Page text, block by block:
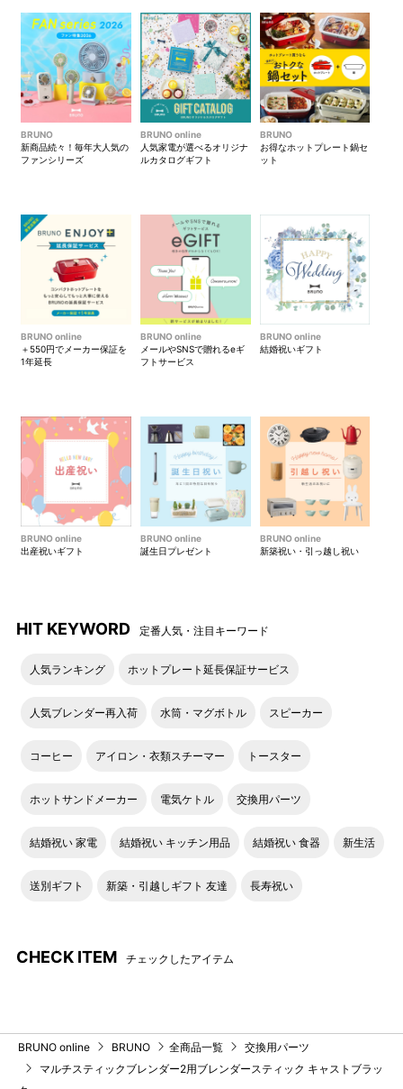
BRUNO
新商品続々！毎年大人気の
ファンシリーズ
BRUNO online
人気家電が選べるオリジナ
ルカタログギフト
BRUNO
お得なホットプレート鍋セ
ット
BRUNO online
＋550円でメーカー保証を
1年延長
BRUNO online
メールやSNSで贈れるeギ
フトサービス
BRUNO online
結婚祝いギフト
BRUNO online
出産祝いギフト
BRUNO online
誕生日プレゼント
BRUNO online
新築祝い・引っ越し祝い
HIT KEYWORD 定番人気・注目キーワード
人気ランキング ホットプレート延長保証サービス
人気ブレンダー再入荷 水筒・マグボトル スピーカー
コーヒー アイロン・衣類スチーマー トースター
ホットサンドメーカー 電気ケトル 交換用パーツ
結婚祝い 家電 結婚祝い キッチン用品 結婚祝い 食器 新生活
送別ギフト 新築・引越しギフト 友達 長寿祝い
CHECK ITEM チェックしたアイテム
BRUNO online BRUNO 全商品一覧
交換用パーツ
マルチスティックブレンダー2用ブレンダースティック キャストブラッ